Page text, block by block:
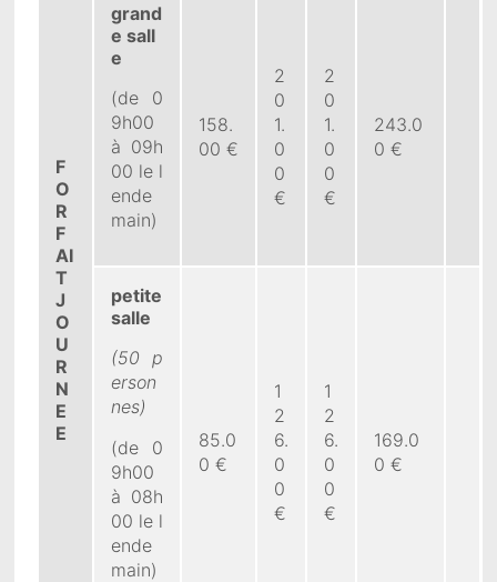
F
O
R
F
AI
T
J
O
U
R
N
E
E
grand
e sall
e
(de 0
9h00
à 09h
00 le l
ende
main)
158.
00 €
2
0
1.
0
0
€
2
0
1.
0
0
€
243.0
0 €
petite
salle
(50 p
erson
nes)
(de 0
9h00
à 08h
00 le l
ende
main)
85.0
0 €
1
2
6.
0
0
€
1
2
6.
0
0
€
169.0
0 €